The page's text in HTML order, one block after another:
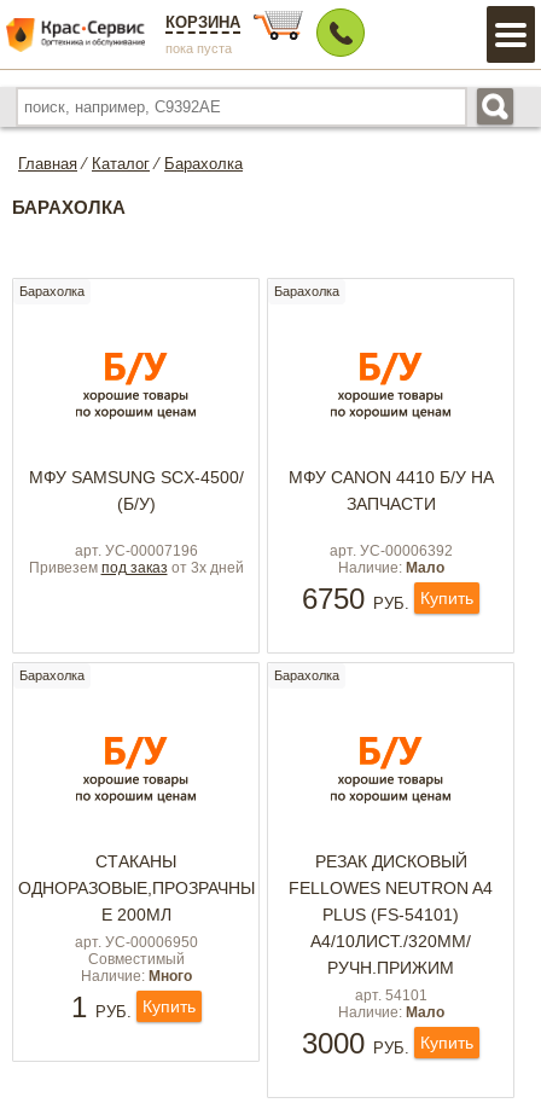
КОРЗИНА
пока пуста
Главная ⁄ Каталог ⁄ Барахолка
БАРАХОЛКА
Барахолка
МФУ SAMSUNG SCX-4500/
(Б/У)
арт. УС-00007196
Привезем под заказ от 3х дней
Барахолка
МФУ CANON 4410 Б/У НА
ЗАПЧАСТИ
арт. УС-00006392
Наличие: Мало
6750 РУБ. Купить
Барахолка
СТАКАНЫ
ОДНОРАЗОВЫЕ,ПРОЗРАЧНЫ
Е 200МЛ
арт. УС-00006950
Совместимый
Наличие: Много
1 РУБ. Купить
Барахолка
РЕЗАК ДИСКОВЫЙ
FELLOWES NEUTRON A4
PLUS (FS-54101)
A4/10ЛИСТ./320ММ/
РУЧН.ПРИЖИМ
арт. 54101
Наличие: Мало
3000 РУБ. Купить